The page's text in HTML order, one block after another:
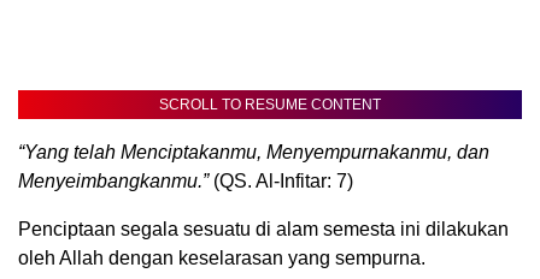
SCROLL TO RESUME CONTENT
“Yang telah Menciptakanmu, Menyempurnakanmu, dan
Menyeimbangkanmu.”(QS. Al-Infitar: 7)
Penciptaan segala sesuatu di alam semesta ini dilakukan
oleh Allah dengan keselarasan yang sempurna.